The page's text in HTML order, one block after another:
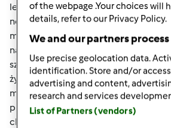
lekarza który jak zobaczył wyniki
normie 0-200 skierował go od razu
migdałków podniebiennych (chwile
natomiast w zeszłym roku zaczęły go
szczególnie kolanowe ( syn ma teraz
życia gra w hokeja tzn.grał do
może) ,poszliśmy do pani reumatolog
prześwietlenie - stawy w porządku -
chirurga - prześwietlenie i okazuje
of the webpage .Your choices will
details, refer to our Privacy Policy.
We and our partners
Use precise geolocation data.
identification. Store and/or
advertising and content,
research and services
List of Partners (vendors)